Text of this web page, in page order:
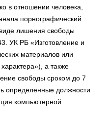
в отношении человека,
порнографический
лишения свободы
УК РБ «Изготовление и
материалов или
а также
свободы сроком до 7
определенные должности
компьютерной